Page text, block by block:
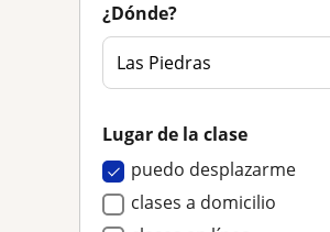
¿Dónde?
Lugar de la clase
puedo desplazarme
clases a domicilio